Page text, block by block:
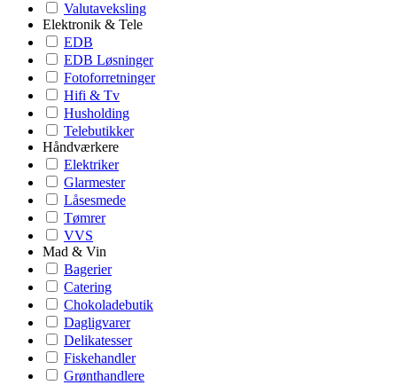
Valutaveksling
Elektronik & Tele
EDB
EDB Løsninger
Fotoforretninger
Hifi & Tv
Husholding
Telebutikker
Håndværkere
Elektriker
Glarmester
Låsesmede
Tømrer
VVS
Mad & Vin
Bagerier
Catering
Chokoladebutik
Dagligvarer
Delikatesser
Fiskehandler
Grønthandlere